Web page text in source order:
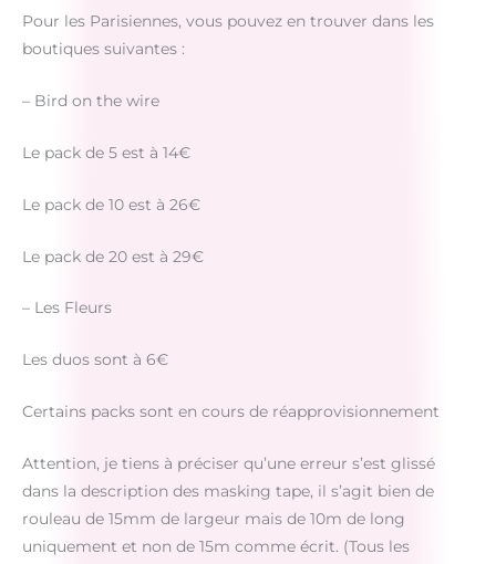
Pour les Parisiennes, vous pouvez en trouver dans les
boutiques suivantes :
– Bird on the wire
Le pack de 5 est à 14€
Le pack de 10 est à 26€
Le pack de 20 est à 29€
– Les Fleurs
Les duos sont à 6€
Certains packs sont en cours de réapprovisionnement
Attention, je tiens à préciser qu’une erreur s’est glissé
dans la description des masking tape, il s’agit bien de
rouleau de 15mm de largeur mais de 10m de long
uniquement et non de 15m comme écrit. (Tous les